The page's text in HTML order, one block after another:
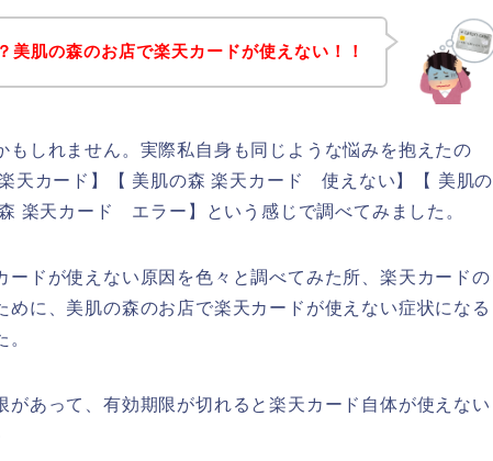
美肌の森のお店で楽天カードが使えない！！
もしれません。実際私自身も同じような悩みを抱えたの
天カード】【 美肌の森 楽天カード 使えない】【 美肌の
楽天カード エラー】という感じで調べてみました。
ードが使えない原因を色々と調べてみた所、楽天カードの
めに、美肌の森のお店で楽天カードが使えない症状になる
があって、有効期限が切れると楽天カード自体が使えない